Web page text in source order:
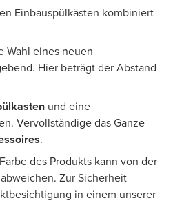
Einbauspülkästen kombiniert
Wahl eines neuen
Hier beträgt der Abstand
und eine
Vervollständige das Ganze
.
des Produkts kann von der
Zur Sicherheit
in einem unserer